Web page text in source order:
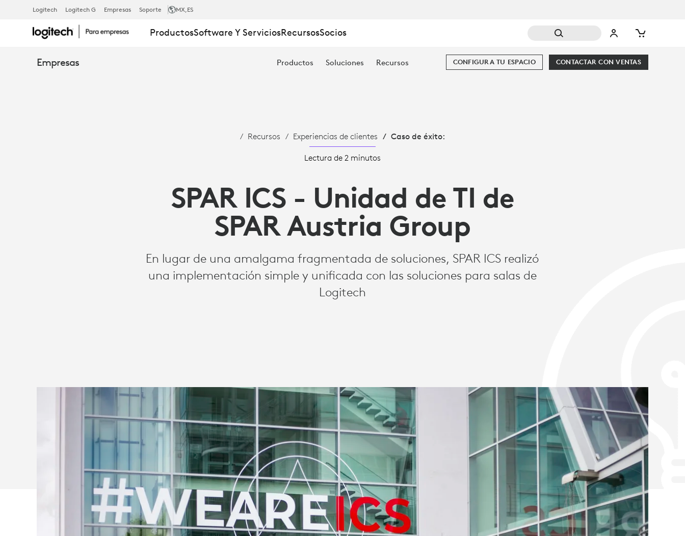
ESTUDIO
DE
SUPERIOR
Logitech Logitech G Empresas Soporte MX,ES
ProductosSoftware Y ServiciosRecursosSocios
Empresas Productos Soluciones Recursos CONTACTAR CON VENTAS
CONFIGURA TU ESPACIO
Recursos Experiencias de clientes Caso de éxito:
Lectura de 2 minutos
SPAR ICS - Unidad de TI de
SPAR Austria Group
En lugar de una amalgama fragmentada de soluciones, SPAR ICS realizó
una implementación simple y unificada con las soluciones para salas de
Logitech